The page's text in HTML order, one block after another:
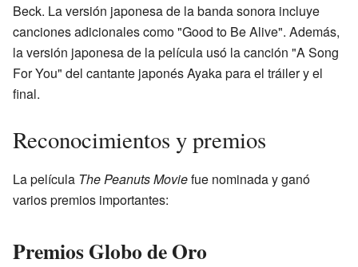
Beck. La versión japonesa de la banda sonora incluye
canciones adicionales como "Good to Be Alive". Además,
la versión japonesa de la película usó la canción "A Song
For You" del cantante japonés Ayaka para el tráiler y el
final.
Reconocimientos y premios
La película The Peanuts Moviefue nominada y ganó
varios premios importantes:
Premios Globo de Oro